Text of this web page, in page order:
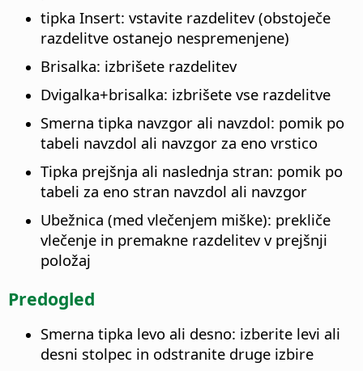
tipka Insert: vstavite razdelitev (obstoječe
razdelitve ostanejo nespremenjene)
Brisalka: izbrišete razdelitev
Dvigalka+brisalka: izbrišete vse razdelitve
Smerna tipka navzgor ali navzdol: pomik po
tabeli navzdol ali navzgor za eno vrstico
Tipka prejšnja ali naslednja stran: pomik po
tabeli za eno stran navzdol ali navzgor
Ubežnica (med vlečenjem miške): prekliče
vlečenje in premakne razdelitev v prejšnji
položaj
Predogled
Smerna tipka levo ali desno: izberite levi ali
desni stolpec in odstranite druge izbire